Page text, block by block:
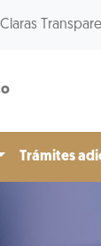
Trámites